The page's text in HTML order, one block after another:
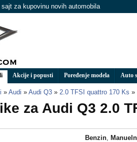
za kupovinu novih automobila
Akcije i popusti Poređenje modela Auto
» Audi » Audi Q3 » 2.0 TFSI quattro 170 Ks »
za Audi Q3 2.0
Benzin,